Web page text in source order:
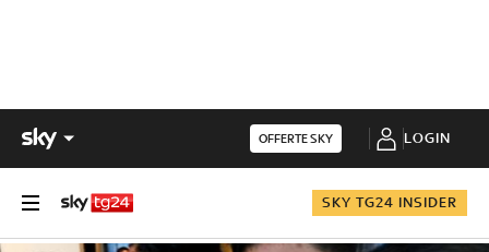
OFFERTE SKY LOGIN
SKY TG24 INSIDER